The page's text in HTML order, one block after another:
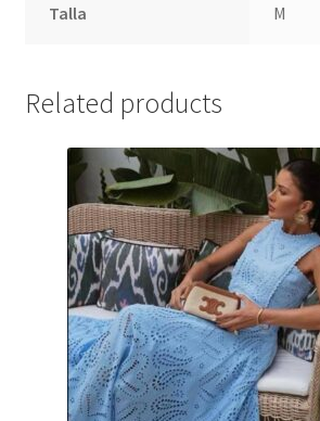
Talla M
Related products